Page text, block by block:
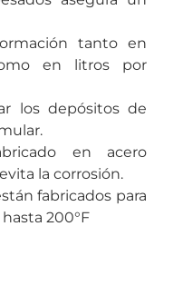
tanto en
en litros por
los depósitos de
en acero
la corrosión.
fabricados para
200°F